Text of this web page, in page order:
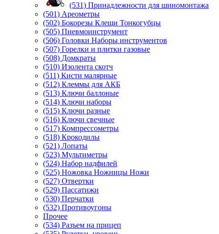
(531) Принадлежности для шиномонтажа
(501) Ареометры
(502) Бокорезы Клещи Тонкогубцы
(505) Пневмоинструмент
(506) Головки Наборы инструментов
(507) Горелки и плитки газовые
(508) Домкраты
(510) Изолента скотч
(511) Кисти малярные
(512) Клеммы для АКБ
(513) Ключи баллоные
(514) Ключи наборы
(515) Ключи разные
(516) Ключи свечные
(517) Компрессометры
(518) Крокодилы
(521) Лопаты
(523) Мультиметры
(524) Набор надфилей
(525) Ножовка Ножницы Ножи
(527) Отвертки
(529) Пассатижи
(530) Перчатки
(532) Противоугоны
Прочее
(534) Разъем на прицеп